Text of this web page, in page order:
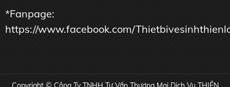
*Fanpage:
https://www.facebook.com/